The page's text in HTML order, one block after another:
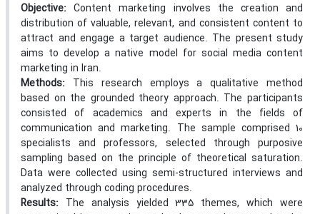
Objective: Content marketing involves the creation and
distribution of valuable, relevant, and consistent content to
attract and engage a target audience. The present study
aims to develop a native model for social media content
marketing in Iran.
Methods: This research employs a qualitative method
based on the grounded theory approach. The participants
consisted of academics and experts in the fields of
communication and marketing. The sample comprised 10
specialists and professors, selected through purposive
sampling based on the principle of theoretical saturation.
Data were collected using semi-structured interviews and
analyzed through coding procedures.
Results: The analysis yielded 335 themes, which were